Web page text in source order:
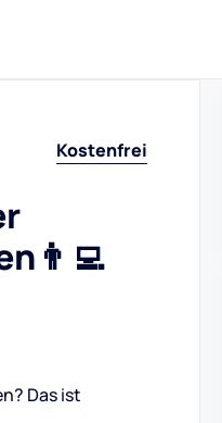
Kostenfrei
Das ist